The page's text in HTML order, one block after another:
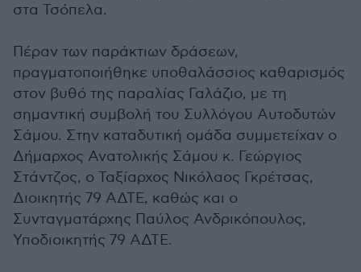
στα Τσόπελα.
Πέραν των παράκτιων δράσεων,
πραγματοποιήθηκε υποθαλάσσιος καθαρισμός
στον βυθό της παραλίας Γαλάζιο, με τη
σημαντική συμβολή του Συλλόγου Αυτοδυτών
Σάμου. Στην καταδυτική ομάδα συμμετείχαν ο
Δήμαρχος Ανατολικής Σάμου κ. Γεώργιος
Στάντζος, ο Ταξίαρχος Νικόλαος Γκρέτσας,
Διοικητής 79 ΑΔΤΕ, καθώς και ο
Συνταγματάρχης Παύλος Ανδρικόπουλος,
Υποδιοικητής 79 ΑΔΤΕ.